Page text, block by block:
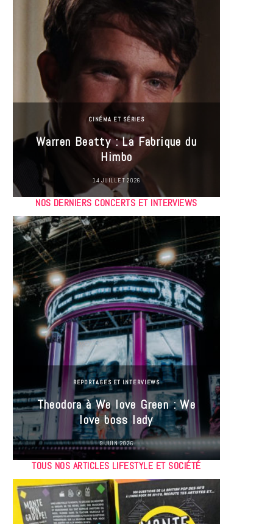
CINÉMA ET SÉRIES
Warren Beatty : La Fabrique du
Himbo
14 JUILLET 2026
NOS DERNIERS CONCERTS ET INTERVIEWS
REPORTAGES ET INTERVIEWS
Theodora à We love Green : We
love boss lady
9 JUIN 2026
TOUS NOS ARTICLES LIFESTYLE ET SOCIÉTÉ